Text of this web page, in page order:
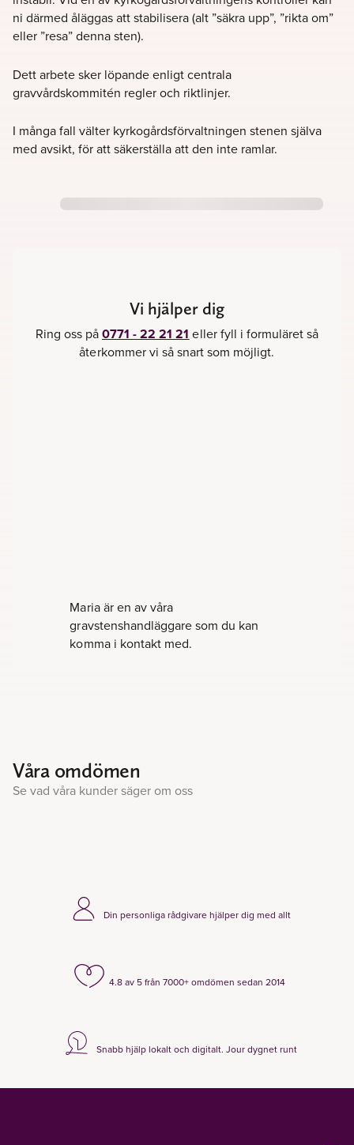
ni därmed åläggas att stabilisera (alt ”säkra upp”, ”rikta om”
eller ”resa” denna sten).
Dett arbete sker löpande enligt centrala
gravvårdskommitén regler och riktlinjer.
I många fall välter kyrkogårdsförvaltningen stenen själva
med avsikt, för att säkerställa att den inte ramlar.
Vi hjälper dig
Ring oss på0771 - 22 21 21 eller fyll i formuläret så
återkommer vi så snart som möjligt.
Maria är en av våra
gravstenshandläggare som du kan
komma i kontakt med.
Våra omdömen
Se vad våra kunder säger om oss
Din personliga rådgivare hjälper dig med allt
4.8 av 5 från 7000+ omdömen sedan 2014
Snabb hjälp lokalt och digitalt. Jour dygnet runt